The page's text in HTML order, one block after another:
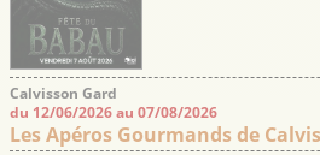
Calvisson Gard
du 12/06/2026 au 07/08/2026
Les Apéros Gourmands de